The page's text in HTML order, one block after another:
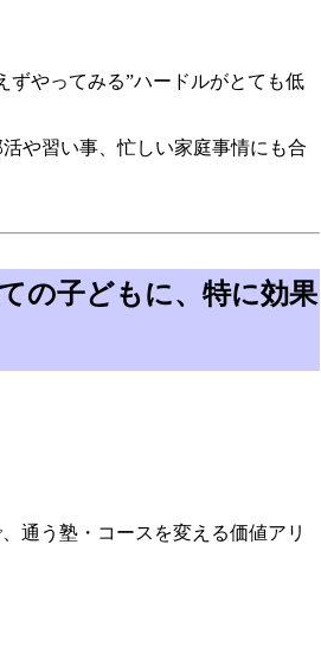
ずやってみる”ハードルがとても低
や習い事、忙しい家庭事情にも合
の子どもに、特に効果
通う塾・コースを変える価値アリ